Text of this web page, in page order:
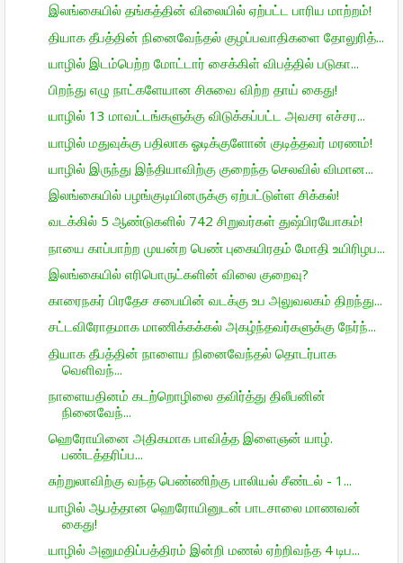
இலங்கையில் தங்கத்தின் விலையில் ஏற்பட்ட பாரிய மாற்றம்!
தியாக தீபத்தின் நினைவேந்தல் குழப்பவாதிகளை தோலுரித்...
யாழில் இடம்பெற்ற மோட்டார் சைக்கிள் விபத்தில் படுகா...
பிறந்து எழு நாட்களேயான சிசுவை விற்ற தாய் கைது!
யாழில் 13 மாவட்டங்களுக்கு விடுக்கப்பட்ட அவசர எச்சர...
யாழில் மதுவுக்கு பதிலாக ஓடிக்குளோன் குடித்தவர் மரணம்!
யாழில் இருந்து இந்தியாவிற்கு குறைந்த செலவில் விமான...
இலங்கையில் பழங்குடியினருக்கு ஏற்பட்டுள்ள சிக்கல்!
வடக்கில் 5 ஆண்டுகளில் 742 சிறுவர்கள் துஷ்பிரயோகம்!
நாயை காப்பாற்ற முயன்ற பெண் புகையிரதம் மோதி உயிரிழப...
இலங்கையில் எரிபொருட்களின் விலை குறைவு?
காரைநகர் பிரதேச சபையின் வடக்கு உப அலுவலகம் திறந்து...
சட்டவிரோதமாக மாணிக்கக்கல் அகழ்ந்தவர்களுக்கு நேர்ந்...
தியாக தீபத்தின் நாளைய நினைவேந்தல் தொடர்பாக
வெளிவந்...
நாளையதினம் கடற்றொழிலை தவிர்த்து திலீபனின்
நினைவேந்...
ஹெரோயினை அதிகமாக பாவித்த இளைஞன் யாழ்.
பண்டத்தரிப்ப...
சுற்றுலாவிற்கு வந்த பெண்ணிற்கு பாலியல் சீண்டல் - 1...
யாழில் ஆபத்தான ஹெரோயினுடன் பாடசாலை மாணவன்
கைது!
யாழில் அனுமதிப்பத்திரம் இன்றி மணல் ஏற்றிவந்த 4 டிப...